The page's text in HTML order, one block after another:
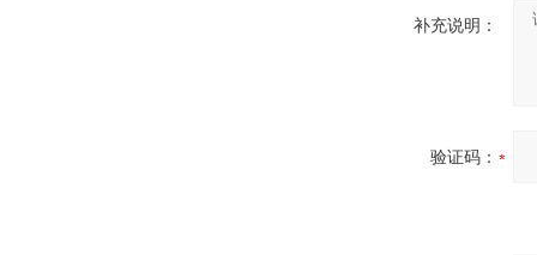
补充说明：
验证码：